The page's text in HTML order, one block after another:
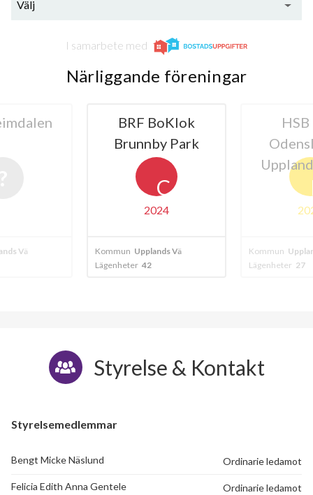
9
Välj
I samarbete med
Närliggande föreningar
Väsby
HSB BRF
Odenslunda i
Upplands Väsby
B
2024
Kommun Upplands väsby
Lägenheter 27
Kommun
Lägenheter 88
Styrelse & Kontakt
Styrelsemedlemmar
Bengt Micke Näslund Ordinarie ledamot
Felicia Edith Anna Gentele Ordinarie ledamot